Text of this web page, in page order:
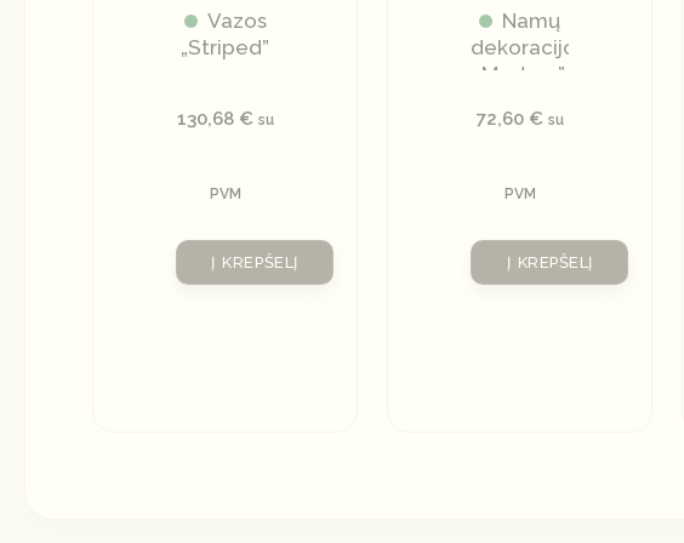
Vazos
„Striped”
130,68 € su
PVM
Į KREPŠELĮ
Namų
dekoracijos
„Modern”
72,60 € su
PVM
Į KREPŠELĮ